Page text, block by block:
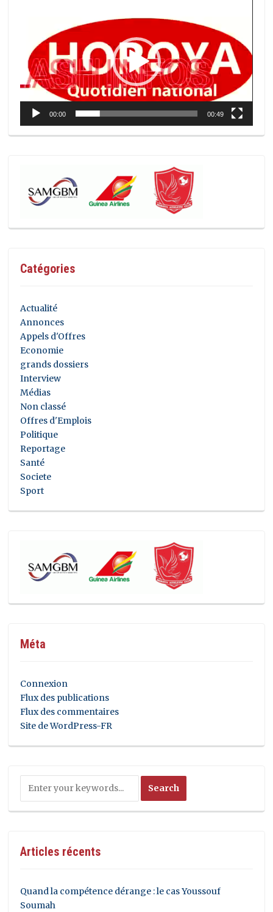
00:00 00:49
Catégories
Actualité
Annonces
Appels d'Offres
Economie
grands dossiers
Interview
Médias
Non classé
Offres d'Emplois
Politique
Reportage
Santé
Societe
Sport
Méta
Connexion
Flux des publications
Flux des commentaires
Site de WordPress-FR
Articles récents
Quand la compétence dérange : le cas Youssouf
Soumah